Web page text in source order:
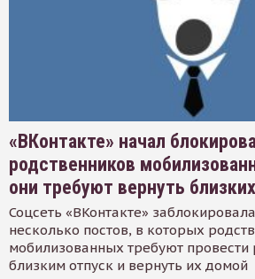
«ВКонтакте» начал
родственников
они требуют вернуть
Соцсеть «ВКонтакте»
несколько постов, в которых
мобилизованных требуют провести
близким отпуск и вернуть их домой